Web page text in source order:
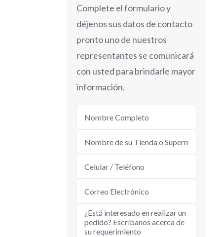
Complete el formulario y
déjenos sus datos de contacto
pronto uno de nuestros
representantes se comunicará
con usted para brindarle mayor
información.